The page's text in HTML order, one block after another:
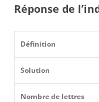
Réponse de
Définition
Solution
Nombre de lettres